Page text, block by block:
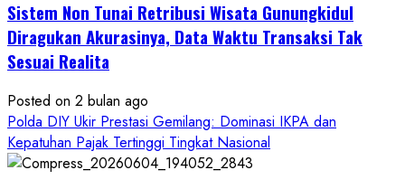
Sistem Non Tunai Retribusi Wisata Gunungkidul
Diragukan Akurasinya, Data Waktu Transaksi Tak
Sesuai Realita
Posted on 2 bulan ago
Polda DIY Ukir Prestasi Gemilang: Dominasi IKPA dan
Kepatuhan Pajak Tertinggi Tingkat Nasional